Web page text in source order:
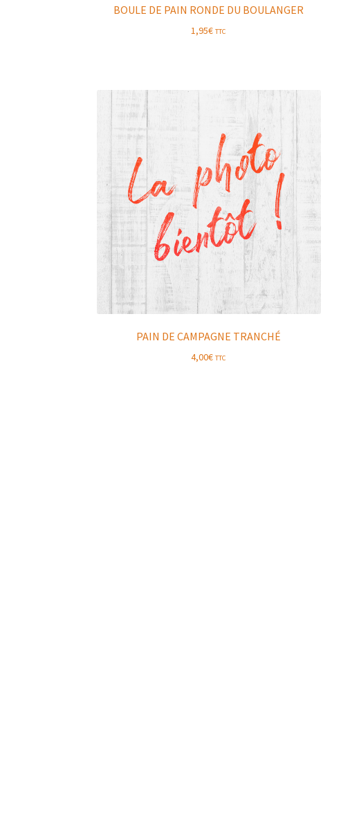
BOULE DE PAIN RONDE DU BOULANGER
1,95€ TTC
PAIN DE CAMPAGNE TRANCHÉ
4,00€ TTC